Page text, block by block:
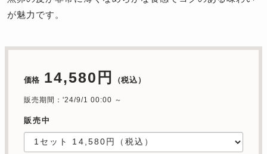
が魅力です。
価格 14,580円 （税込）
販売期間：'24/9/1 00:00 ～
販売中